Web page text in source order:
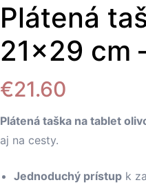
Plátená
21×29 cm
€21.60
Plátená taška na tablet
aj na cesty.
Jednoduchý prístup k